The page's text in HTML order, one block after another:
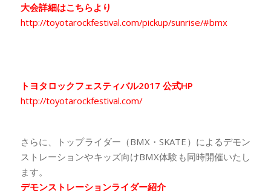
大会詳細はこちらより
http://toyotarockfestival.com/pickup/sunrise/#bmx
トヨタロックフェスティバル2017 公式HP
http://toyotarockfestival.com/
さらに、トップライダー（BMX・SKATE）によるデモン
ストレーションやキッズ向けBMX体験も同時開催いたし
ます。
デモンストレーションライダー紹介